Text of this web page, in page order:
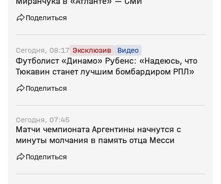
Поделиться
Сегодня, 08:17 Эксклюзив Видео
Футболист «Динамо» Рубенс: «Надеюсь, что
Тюкавин станет лучшим бомбардиром РПЛ»
Поделиться
Сегодня, 07:45
Матчи чемпионата Аргентины начнутся с
минуты молчания в память отца Месси
Поделиться